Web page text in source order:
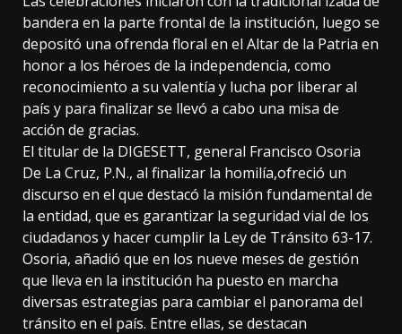
bandera en la parte frontal de la institución, luego se
depositó una ofrenda floral en el Altar de la Patria en
honor a los héroes de la independencia, como
reconocimiento a su valentía y lucha por liberar al
país y para finalizar se llevó a cabo una misa de
acción de gracias.
El titular de la DIGESETT, general Francisco Osoria
De La Cruz, P.N., al finalizar la homilía,ofreció un
discurso en el que destacó la misión fundamental de
la entidad, que es garantizar la seguridad vial de los
ciudadanos y hacer cumplir la Ley de Tránsito 63-17.
Osoria, añadió que en los nueve meses de gestión
que lleva en la institución ha puesto en marcha
diversas estrategias para cambiar el panorama del
tránsito en el país. Entre ellas, se destacan